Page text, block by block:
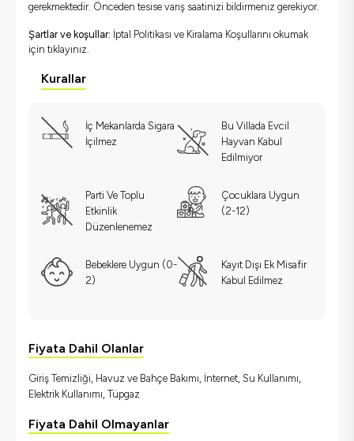
gerekmektedir. Önceden tesise varış saatinizi bildirmeniz gerekiyor.
Şartlar ve koşullar: İptal Politikası ve Kiralama Koşullarını okumak
için tıklayınız.
Kurallar
İç Mekanlarda Sigara
İçilmez
Bu Villada Evcil
Hayvan Kabul
Edilmiyor
Parti Ve Toplu
Etkinlik
Düzenlenemez
Çocuklara Uygun
(2-12)
Bebeklere Uygun (0-
2)
Kayıt Dışı Ek Misafir
Kabul Edilmez
Fiyata Dahil Olanlar
Giriş Temizliği, Havuz ve Bahçe Bakımı, İnternet, Su Kullanımı,
Elektrik Kullanımı, Tüpgaz
Fiyata Dahil Olmayanlar